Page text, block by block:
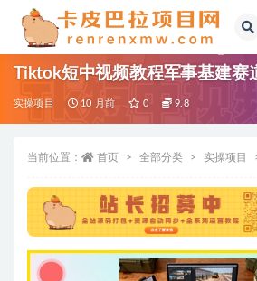
Tiktok短中视频教程军事基建赛
实操项目 10 月前 0 9.8
当前位置： 首页 全部分类 实操项目
全部